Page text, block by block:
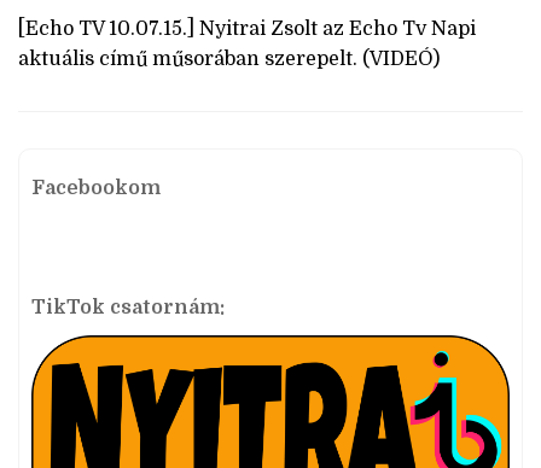
[Echo TV 10.07.15.] Nyitrai Zsolt az Echo Tv Napi
aktuális című műsorában szerepelt. (VIDEÓ)
Facebookom
TikTok csatornám: